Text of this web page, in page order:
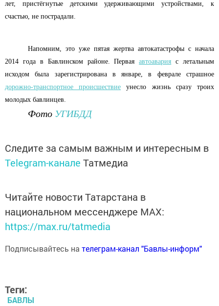
лет, пристёгнутые детскими удерживающими устройствами, к
счастью, не пострадали.
Напомним, это уже пятая жертва автокатастрофы с начала
2014 года в Бавлинском районе. Перваяавтоавария
с летальным
исходом была зарегистрирована в январе, в феврале страшное
дорожно-транспортное происшествие унесло жизнь сразу троих
молодых бавлинцев.
Фото УГИБДД
Следите за самым важным и интересным в
Telegram-канале Татмедиа
Читайте новости Татарстана в
национальном мессенджере MАХ:
https://max.ru/tatmedia
Подписывайтесь на телеграм-канал "Бавлы-информ"
Теги:
БАВЛЫ